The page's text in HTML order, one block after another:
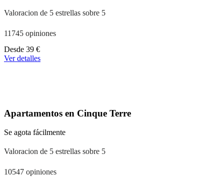
Valoracion de 5 estrellas sobre 5
11745 opiniones
A
partir
Desde 39 €
Ver detalles
Apartamentos en Cinque Terre
Se agota fácilmente
Valoracion de 5 estrellas sobre 5
10547 opiniones